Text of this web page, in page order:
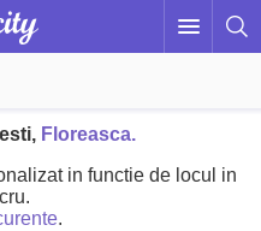
Floreasca.
in functie de locul in
.